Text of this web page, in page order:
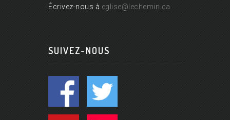
Écrivez-nous à eglise@lechemin.ca
SUIVEZ-NOUS